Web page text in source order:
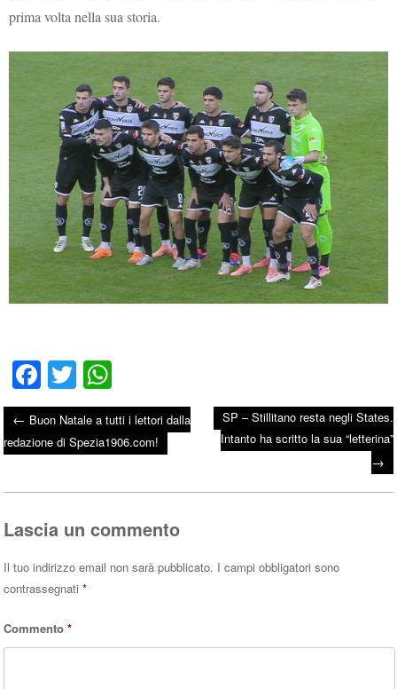
prima volta nella sua storia.
Fa
ce
bo
ok
T
wi
tte
r
ha
ts
A
pp
Post navigation
← Buon Natale a tutti i lettori dalla
redazione di Spezia1906.com!
SP – Stillitano resta negli States.
Intanto ha scritto la sua “letterina”
→
Lascia un commento
Il tuo indirizzo email non sarà pubblicato. I campi obbligatori sono
contrassegnati*
Commento*